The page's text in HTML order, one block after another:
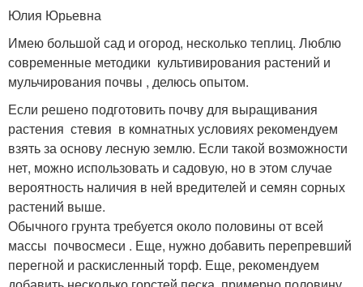
Юлия Юрьевна
Имею большой сад и огород, несколько теплиц. Люблю
современные методики культивирования растений и
мульчирования почвы , делюсь опытом.
Если решено подготовить почву для выращивания
растения стевия в комнатных условиях рекомендуем
взять за основу лесную землю. Если такой возможности
нет, можно использовать и садовую, но в этом случае
вероятность наличия в ней вредителей и семян сорных
растений выше.
Обычного грунта требуется около половины от всей
массы почвосмеси . Еще, нужно добавить перепревший
перегной и раскисленный торф. Еще, рекомендуем